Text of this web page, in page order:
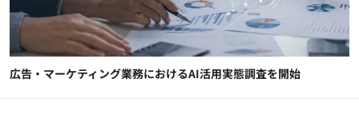
広告・マーケティング業務におけるAI活用実態調査を開始